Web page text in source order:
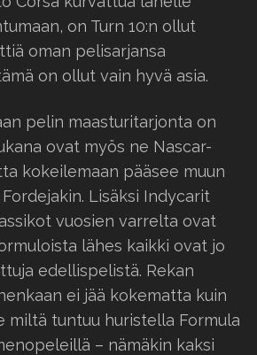
on Turn 10:n ollut
oman pelisarjansa
on ollut vain hyvä asia.
pelin maasturitarjonta on
ovat myös ne Nascar-
kokeilemaan pääsee muun
Lisäksi Indycarit
vuosien varrelta ovat
lähes kaikki ovat jo
edellispelistä. Rekan
ei jää kokematta kuin
miltä tuntuu huristella Formula
– nämäkin kaksi